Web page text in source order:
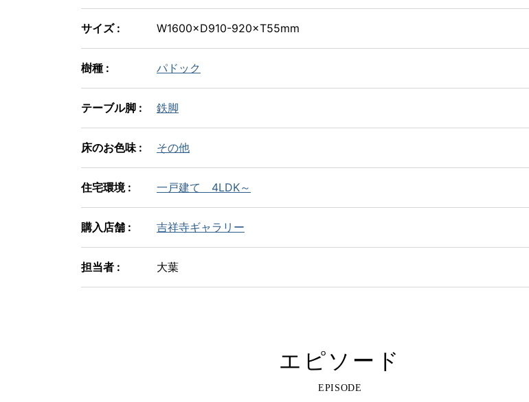
サイズ : W1600×D910-920×T55mm
樹種 : パドック
テーブル脚 : 鉄脚
床のお色味 : その他
住宅環境 : 一戸建て 4LDK～
購入店舗 : 吉祥寺ギャラリー
担当者 : 大葉
エピソード